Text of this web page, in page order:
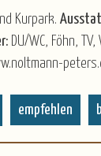
Kurpark.
DU/WC, Föhn,
empfehlen